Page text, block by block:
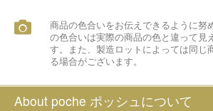
商品の色合いをお伝えできるように努
の色合いは実際の商品の色と違って見
す。また、製造ロットによっては同じ
る場合がございます。
About poche ポッシュについて